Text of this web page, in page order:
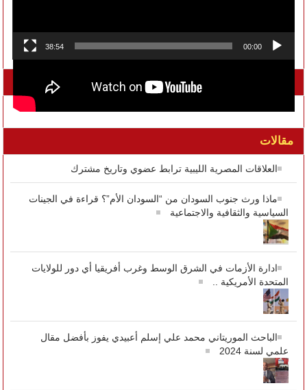
00:00
38:54
تواصل معنا على الفيسبوك
مقالات
العلاقات المصرية الليبية ترابط عضوي وتاريخ مشترك
ماذا ورث جنوب السودان من “السودان الأم”؟ قراءة في الجينات
السياسية والثقافية والاجتماعية
ادارة الأزمات في الشرق الوسط وغرب أفريقيا أي دور للولايات
المتحدة الأمريكية ..
الباحث الموريتاني محمد علي إسلم أعبيدي يفوز بأفضل مقال
علمي لسنة 2024